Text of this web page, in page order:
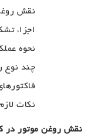
نقش
اجزاء
نحوه
چند نوع
نکات
نقش روغن موتور در